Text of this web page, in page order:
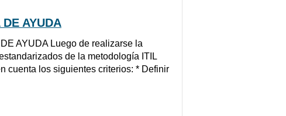
AYUDA
AYUDA Luego de realizarse la
de la metodología ITIL
cuenta los siguientes criterios: * Definir